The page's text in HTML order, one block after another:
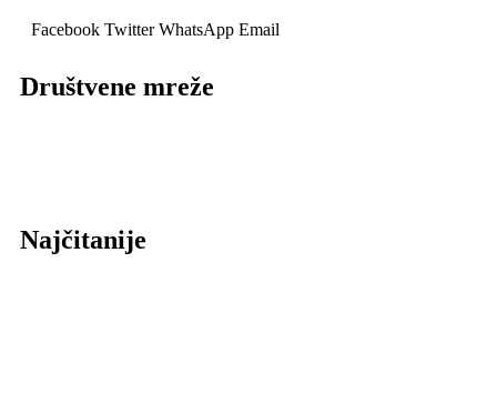
Facebook Twitter WhatsApp Email
Društvene mreže
Najčitanije